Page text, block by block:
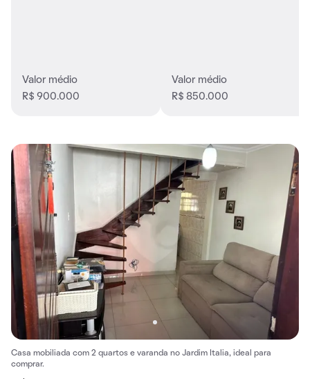
Valor médio
R$ 900.000
Valor médio
R$ 850.000
Casa mobiliada com 2 quartos e varanda no Jardim Italia, ideal para
comprar.